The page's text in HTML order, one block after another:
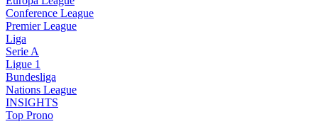
Conference League
Premier League
Liga
Serie A
Ligue 1
Bundesliga
Nations League
INSIGHTS
Top Prono